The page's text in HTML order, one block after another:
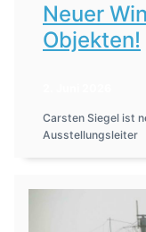
Neuer
Objekten!
Carsten Siegel ist
Ausstellungsleiter